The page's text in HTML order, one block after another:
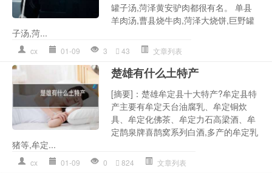
罐子汤,菏泽黄安驴肉都很有名。 单县
羊肉汤,曹县烧牛肉,菏泽大烧饼,巨野罐
子汤,菏...
cx 01-09 3 43 文章列表
楚雄有什么土特产
[摘要]：楚雄牟定县十大特产?牟定县特
产主要有牟定天台油腐乳、牟定铜炊
具、牟定化佛茶、牟定力石高梁酒、牟
定鹊泉牌喜鹊窝系列白酒,多产的牟定乳
猪等,牟定...
cx 01-09 0 824 文章列表